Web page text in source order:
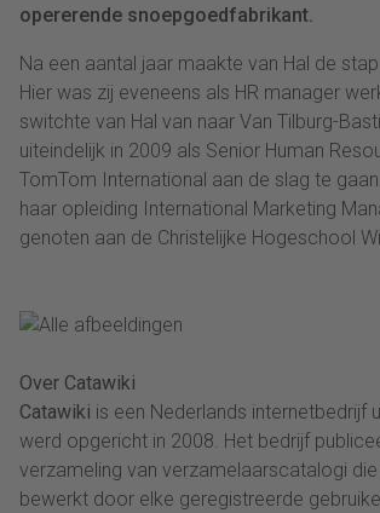
opererende snoepgoedfabrikant.
Na een aantal jaar maakte van Hal de stap
Hier was zij eveneens als HR manager
switchte van Hal van naar Van Tilburg-
uiteindelijk in 2009 als Senior Human
TomTom International aan de slag te
haar opleiding International Marketing
genoten aan de Christelijke Hogeschool
Over Catawiki
Catawiki is een Nederlands internetbedrijf
werd opgericht in 2008. Het bedrijf
verzameling van verzamelaarscatalogi
bewerkt door elke geregistreerde